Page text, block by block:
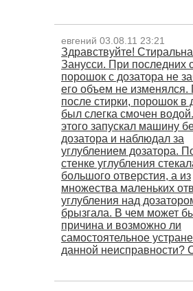
евгений 03.08.11 23:21
Здравствуйте!
Занусси. При последних
порошок с дозатора не
его объем не изменялся.
после стирки, порошок в
был слегка смочен
этого запускал машину
дозатора и наблюдал за
углублением дозатора.
стенке углубления
большого отверстия, а из
множества маленьких
углубления над
брызгала. В чем может
причина и возможно ли
самостоятельное
данной неисправности?